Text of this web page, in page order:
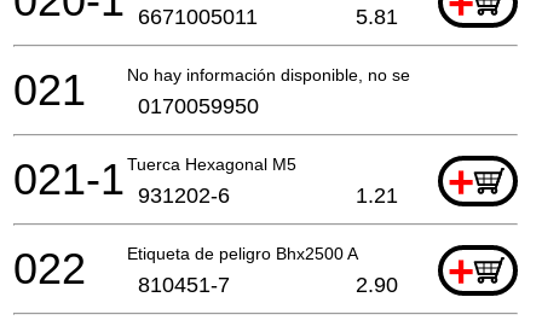
6671005011 5.81
No hay información disponible, no se puede pedir
021 0170059950
Tuerca Hexagonal M5 +
021-1 931202-6 1.21
Etiqueta de peligro Bhx2500 A +
022 810451-7 2.90